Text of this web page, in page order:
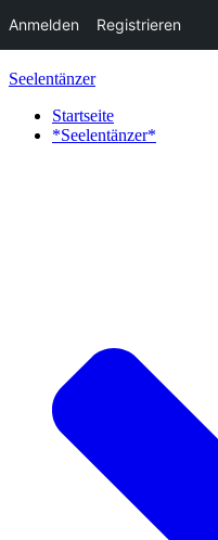
Anmelden Registrieren
Inhalt
springen
Seelentänzer
Startseite
*Seelentänzer*